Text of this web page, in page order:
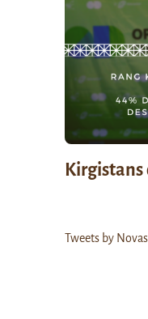
Kirgistans
Tweets by